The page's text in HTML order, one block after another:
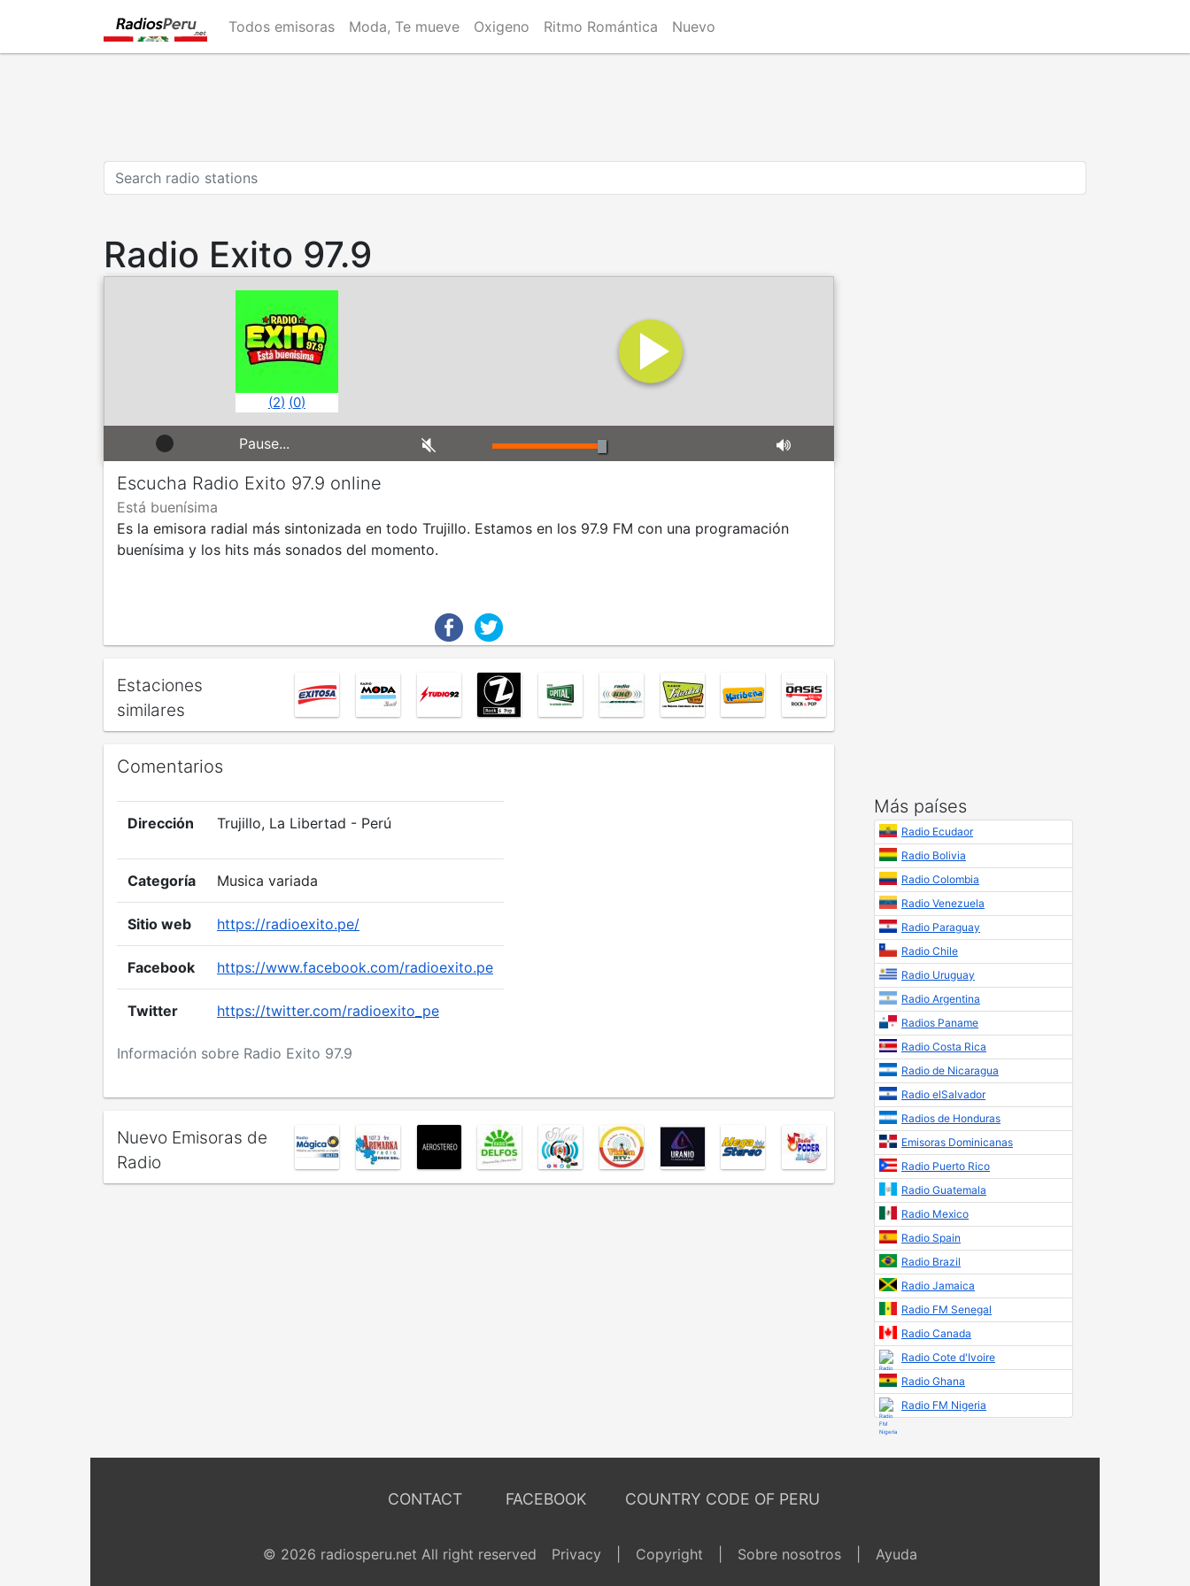
main
Todos emisoras Moda, Te mueve Oxigeno Ritmo Romántica Nuevo
Radio Exito 97.9
(2) (0)
Pause...
Escucha Radio Exito 97.9 online
Está buenísima
Es la emisora radial más sintonizada en todo Trujillo. Estamos en los 97.9 FM con una programación
buenísima y los hits más sonados del momento.
Estaciones
similares
Comentarios
Información sobre Radio Exito 97.9
Dirección Trujillo, La Libertad - Perú
Categoría Musica variada
Sitio web https://radioexito.pe/
Facebook https://www.facebook.com/radioexito.pe
Twitter https://twitter.com/radioexito_pe
Nuevo Emisoras de
Radio
Más países
Radio Ecudaor
Radio Bolivia
Radio Colombia
Radio Venezuela
Radio Paraguay
Radio Chile
Radio Uruguay
Radio Argentina
Radios Paname
Radio Costa Rica
Radio de Nicaragua
Radio elSalvador
Radios de Honduras
Emisoras Dominicanas
Radio Puerto Rico
Radio Guatemala
Radio Mexico
Radio Spain
Radio Brazil
Radio Jamaica
Radio FM Senegal
Radio Canada
Radio Cote d'Ivoire
Radio Ghana
Radio FM Nigeria
CONTACT FACEBOOK COUNTRY CODE OF PERU
© 2026 radiosperu.net All right reserved Privacy Copyright Sobre nosotros Ayuda